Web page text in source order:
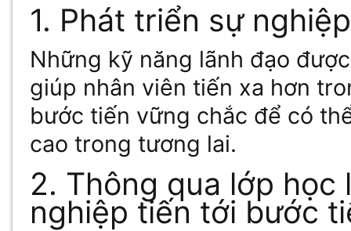
1. Phát triển sự nghiệp
Những kỹ năng lãnh đạo
giúp nhân viên tiến xa hơn
bước tiến vững chắc để có
cao trong tương lai.
2. Thông qua lớp học
nghiệp tiến tới bước